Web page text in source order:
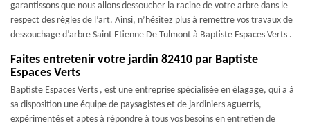
garantissons que nous allons dessoucher la racine de votre arbre dans le
respect des règles de l’art. Ainsi, n’hésitez plus à remettre vos travaux de
dessouchage d’arbre Saint Etienne De Tulmont à Baptiste Espaces Verts .
Faites entretenir votre jardin 82410 par Baptiste
Espaces Verts
Baptiste Espaces Verts , est une entreprise spécialisée en élagage, qui a à
sa disposition une équipe de paysagistes et de jardiniers aguerris,
expérimentés et aptes à répondre à tous vos besoins en entretien de